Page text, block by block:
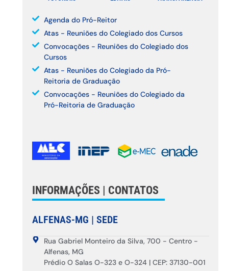
Agenda do Pró-Reitor
Atas - Reuniões do Colegiado dos Cursos
Convocações - Reuniões do Colegiado dos
Cursos
Atas - Reuniões do Colegiado da Pró-
Reitoria de Graduação
Convocações - Reuniões do Colegiado da
Pró-Reitoria de Graduação
INFORMAÇÕES | CONTATOS
ALFENAS-MG | SEDE
Rua Gabriel Monteiro da Silva, 700 - Centro -
Alfenas, MG
Prédio O Salas O-323 e O-324 | CEP: 37130-001